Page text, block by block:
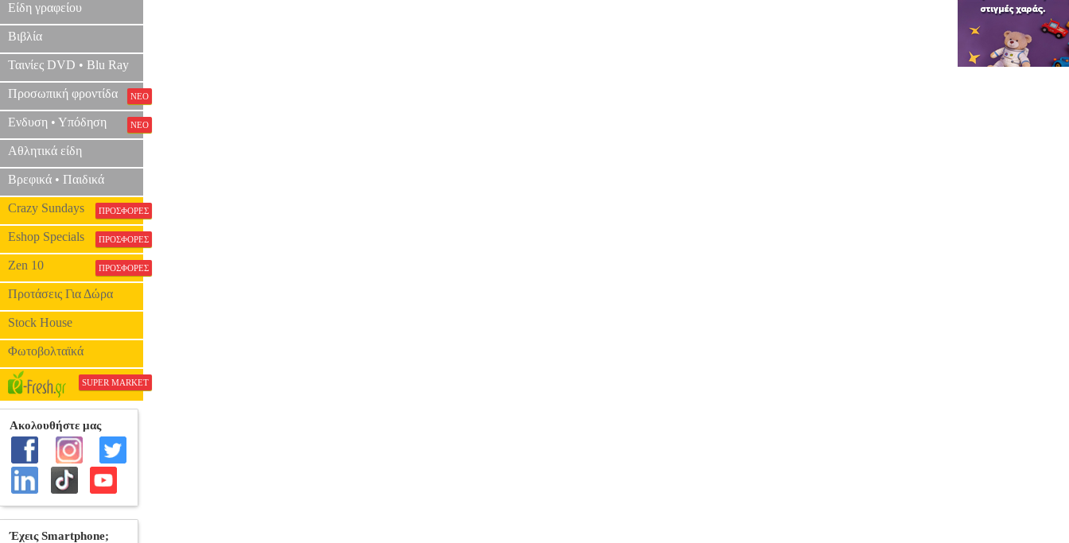
Είδη γραφείου
Βιβλία
Ταινίες DVD • Blu Ray
Προσωπική φροντίδα ΝΕΟ
Ενδυση • Υπόδηση ΝΕΟ
Αθλητικά είδη
Βρεφικά • Παιδικά
Crazy Sundays ΠΡΟΣΦΟΡΕΣ
Eshop Specials ΠΡΟΣΦΟΡΕΣ
Zen 10 ΠΡΟΣΦΟΡΕΣ
Προτάσεις Για Δώρα
Stock House
Φωτοβολταϊκά
SUPER MARKET